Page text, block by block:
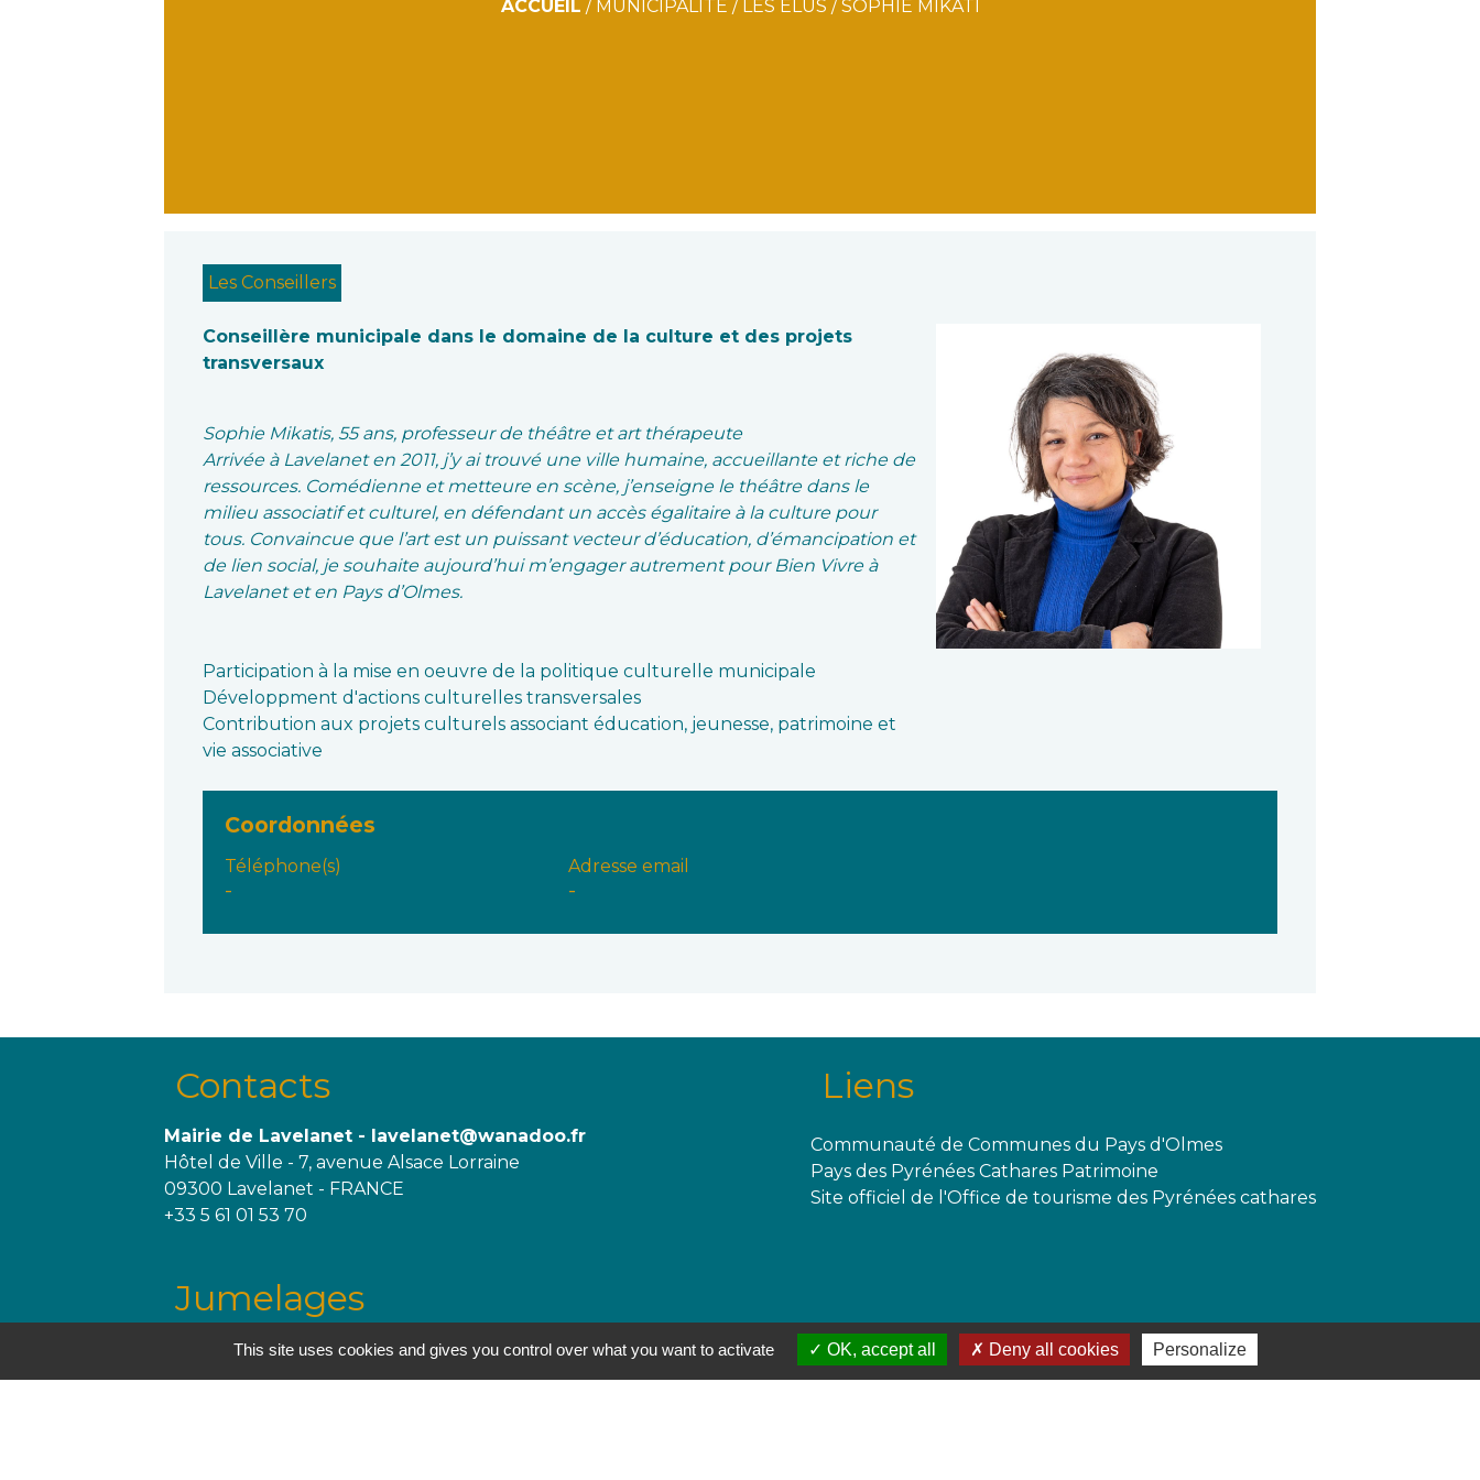
ACCUEIL / MUNICIPALITÉ / LES ÉLUS /SOPHIE MIKATI
Les Conseillers
Conseillère municipale dans le domaine de la culture et des projets
transversaux
Sophie Mikatis, 55 ans, professeur de théâtre et art thérapeute
Arrivée à Lavelanet en 2011, j’y ai trouvé une ville humaine, accueillante et riche de
ressources. Comédienne et metteure en scène, j’enseigne le théâtre dans le
milieu associatif et culturel, en défendant un accès égalitaire à la culture pour
tous. Convaincue que l’art est un puissant vecteur d’éducation, d’émancipation et
de lien social, je souhaite aujourd’hui m’engager autrement pour Bien Vivre à
Lavelanet et en Pays d’Olmes.
Participation à la mise en oeuvre de la politique culturelle municipale
Développment d'actions culturelles transversales
Contribution aux projets culturels associant éducation, jeunesse, patrimoine et
vie associative
Coordonnées
Téléphone(s)
-
Adresse email
-
Contacts
Mairie de Lavelanet - lavelanet@wanadoo.fr
Hôtel de Ville - 7, avenue Alsace Lorraine
09300 Lavelanet - FRANCE
+33 5 61 01 53 70
Liens
Communauté de Communes du Pays d'Olmes
Pays des Pyrénées Cathares Patrimoine
Site officiel de l'Office de tourisme des Pyrénées cathares
Jumelages
Trégueux, France
This site uses cookies and gives you control over what you want to activate OK, accept all Deny all cookies Personalize